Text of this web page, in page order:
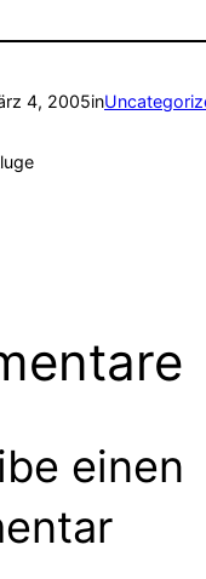
4, 2005in
einen